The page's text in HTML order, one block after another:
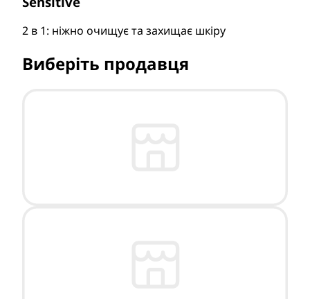
2 в 1: ніжно очищує та захищає шкіру
Виберіть продавця